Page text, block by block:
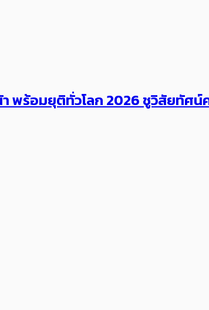
า พร้อมยุติทั่วโลก​​ 2026 ชูวิสัยทั